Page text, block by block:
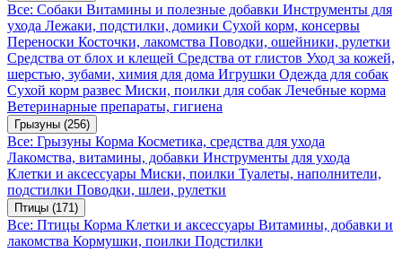
Все: Собаки Витамины и полезные добавки Инструменты для
ухода Лежаки, подстилки, домики Сухой корм, консервы
Переноски Косточки, лакомства Поводки, ошейники, рулетки
Средства от блох и клещей Средства от глистов Уход за кожей,
шерстью, зубами, химия для дома Игрушки Одежда для собак
Сухой корм развес Миски, поилки для собак Лечебные корма
Ветеринарные препараты, гигиена
Грызуны (256)
Все: Грызуны Корма Косметика, средства для ухода
Лакомства, витамины, добавки Инструменты для ухода
Клетки и аксессуары Миски, поилки Туалеты, наполнители,
подстилки Поводки, шлеи, рулетки
Птицы (171)
Все: Птицы Корма Клетки и аксессуары Витамины, добавки и
лакомства Кормушки, поилки Подстилки